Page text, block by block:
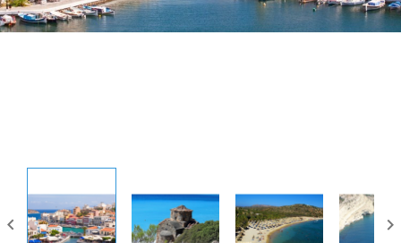
 